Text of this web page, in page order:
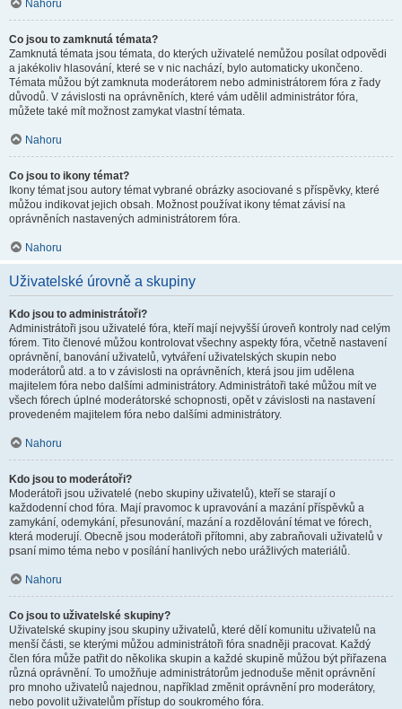
Nahoru
Co jsou to zamknutá témata?
Zamknutá témata jsou témata, do kterých uživatelé nemůžou posílat odpovědi
a jakékoliv hlasování, které se v nic nachází, bylo automaticky ukončeno.
Témata můžou být zamknuta moderátorem nebo administrátorem fóra z řady
důvodů. V závislosti na oprávněních, které vám udělil administrátor fóra,
můžete také mít možnost zamykat vlastní témata.
Nahoru
Co jsou to ikony témat?
Ikony témat jsou autory témat vybrané obrázky asociované s příspěvky, které
můžou indikovat jejich obsah. Možnost používat ikony témat závisí na
oprávněních nastavených administrátorem fóra.
Nahoru
Uživatelské úrovně a skupiny
Kdo jsou to administrátoři?
Administrátoři jsou uživatelé fóra, kteří mají nejvyšší úroveň kontroly nad celým
fórem. Tito členové můžou kontrolovat všechny aspekty fóra, včetně nastavení
oprávnění, banování uživatelů, vytváření uživatelských skupin nebo
moderátorů atd. a to v závislosti na oprávněních, která jsou jim udělena
majitelem fóra nebo dalšími administrátory. Administrátoři také můžou mít ve
všech fórech úplné moderátorské schopnosti, opět v závislosti na nastavení
provedeném majitelem fóra nebo dalšími administrátory.
Nahoru
Kdo jsou to moderátoři?
Moderátoři jsou uživatelé (nebo skupiny uživatelů), kteří se starají o
každodenní chod fóra. Mají pravomoc k upravování a mazání příspěvků a
zamykání, odemykání, přesunování, mazání a rozdělování témat ve fórech,
která moderují. Obecně jsou moderátoři přítomni, aby zabraňovali uživatelů v
psaní mimo téma nebo v posílání hanlivých nebo urážlivých materiálů.
Nahoru
Co jsou to uživatelské skupiny?
Uživatelské skupiny jsou skupiny uživatelů, které dělí komunitu uživatelů na
menší části, se kterými můžou administrátoři fóra snadněji pracovat. Každý
člen fóra může patřit do několika skupin a každé skupině můžou být přiřazena
různá oprávnění. To umožňuje administrátorům jednoduše měnit oprávnění
pro mnoho uživatelů najednou, například změnit oprávnění pro moderátory,
nebo povolit uživatelům přístup do soukromého fóra.